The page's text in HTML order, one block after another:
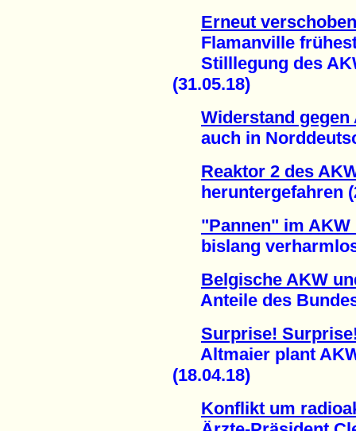
Erneut
Flamanville
Stilllegung des
(31.05.18)
Widerstand
auch in
Reaktor 2 des
heruntergefahren
"Pannen" im AKW
bislang
Belgische AKW
Anteile des Bundes
Surprise!
Altmaier plant
(18.04.18)
Konflikt um